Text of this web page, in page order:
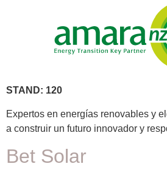
STAND: 120
Expertos en energías renovables y
a construir un futuro innovador y
Bet Solar